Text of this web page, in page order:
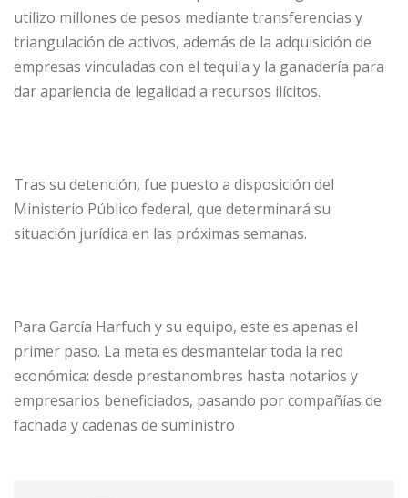
utilizo millones de pesos mediante transferencias y
triangulación de activos, además de la adquisición de
empresas vinculadas con el tequila y la ganadería para
dar apariencia de legalidad a recursos ilícitos.
Tras su detención, fue puesto a disposición del
Ministerio Público federal, que determinará su
situación jurídica en las próximas semanas.
Para García Harfuch y su equipo, este es apenas el
primer paso. La meta es desmantelar toda la red
económica: desde prestanombres hasta notarios y
empresarios beneficiados, pasando por compañías de
fachada y cadenas de suministro